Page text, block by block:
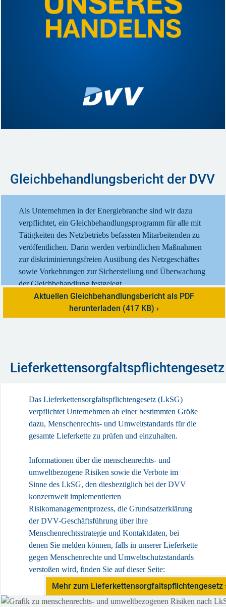
Gleichbehandlungsbericht der DVV
Als Unternehmen in der Energiebranche sind wir dazu
verpflichtet, ein Gleichbehandlungsprogramm für alle mit
Tätigkeiten des Netzbetriebs befassten Mitarbeitenden zu
veröffentlichen. Darin werden verbindlichen Maßnahmen
zur diskriminierungsfreien Ausübung des Netzgeschäftes
sowie Vorkehrungen zur Sicherstellung und Überwachung
der Gleichbehandlung festgelegt.
Aktuellen Gleichbehandlungsbericht als PDF
herunterladen (417 KB)
Lieferkettensorgfaltspflichtengesetz
Das Lieferkettensorgfaltspflichtengesetz (LkSG)
verpflichtet Unternehmen ab einer bestimmten Größe
dazu, Menschenrechts- und Umweltstandards für die
gesamte Lieferkette zu prüfen und einzuhalten.
Informationen über die menschenrechts- und
umweltbezogene Risiken sowie die Verbote im
Sinne des LkSG, den diesbezüglich bei der DVV
konzernweit implementierten
Risikomanagementprozess, die Grundsatzerklärung
der DVV-Geschäftsführung über ihre
Menschenrechtsstrategie und Kontaktdaten, bei
denen Sie melden können, falls in unserer Lieferkette
gegen Menschenrechte und Umweltschutzstandards
verstoßen wird, finden Sie auf dieser Seite:
Mehr zum Lieferkettensorgfaltspflichtengesetz